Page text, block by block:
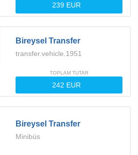
Bireysel Transfer
transfer.vehicle.1951
TOPLAM TUTAR
Bireysel Transfer
Minibüs